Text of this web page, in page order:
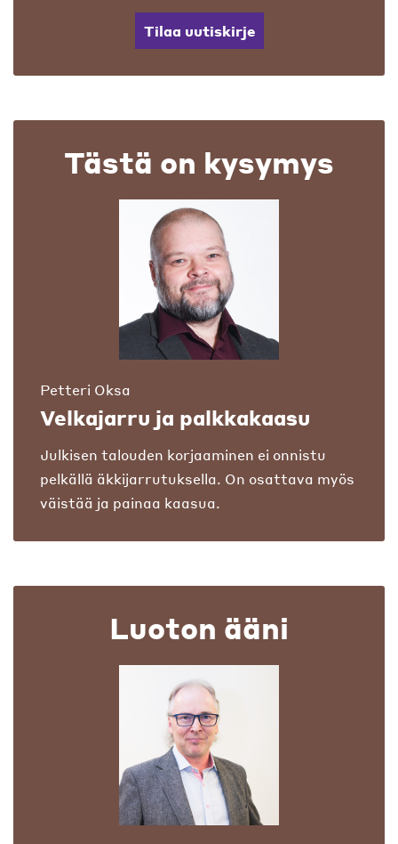
Tilaa uutiskirje
Tästä on kysymys
Petteri Oksa
Velkajarru ja palkkakaasu
Julkisen talouden korjaaminen ei onnistu
pelkällä äkkijarrutuksella. On osattava myös
väistää ja painaa kaasua.
Luoton ääni